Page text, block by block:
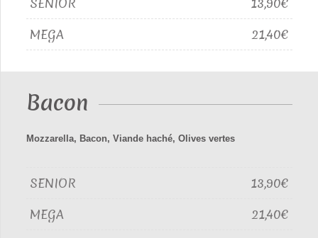
MEGA
21,40€
Bacon
Mozzarella, Bacon, Viande haché, Olives vertes
SENIOR
13,90€
MEGA
21,40€